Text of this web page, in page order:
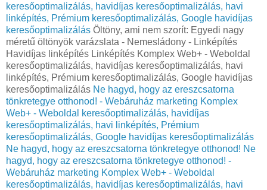
keresőoptimalizálás, havidíjas keresőoptimalizálás, havi
linképítés, Prémium keresőoptimalizálás, Google havidíjas
keresőoptimalizálás Öltöny, ami nem szorít: Egyedi nagy
méretű öltönyök varázslata - Nemesládony - Linképítés
Havidíjas linképítés Linképítés Komplex Web+ - Weboldal
keresőoptimalizálás, havidíjas keresőoptimalizálás, havi
linképítés, Prémium keresőoptimalizálás, Google havidíjas
keresőoptimalizálás Ne hagyd, hogy az ereszcsatorna
tönkretegye otthonod! - Webáruház marketing Komplex
Web+ - Weboldal keresőoptimalizálás, havidíjas
keresőoptimalizálás, havi linképítés, Prémium
keresőoptimalizálás, Google havidíjas keresőoptimalizálás
Ne hagyd, hogy az ereszcsatorna tönkretegye otthonod! Ne
hagyd, hogy az ereszcsatorna tönkretegye otthonod! -
Webáruház marketing Komplex Web+ - Weboldal
keresőoptimalizálás, havidíjas keresőoptimalizálás, havi